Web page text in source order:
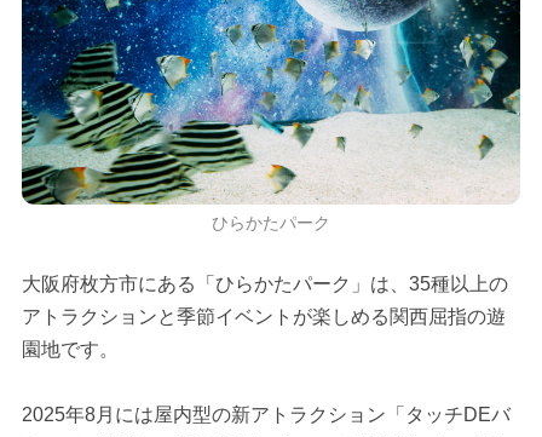
ひらかたパーク
大阪府枚方市にある「ひらかたパーク」は、35種以上の
アトラクションと季節イベントが楽しめる関西屈指の遊
園地です。
2025年8月には屋内型の新アトラクション「タッチDEバ